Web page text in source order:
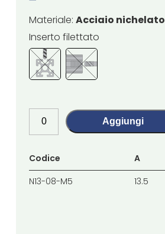
Materiale:Acciaio nichelato
Inserto filettato
Aggiungi
Codice
N13-08-M5
A
13.5